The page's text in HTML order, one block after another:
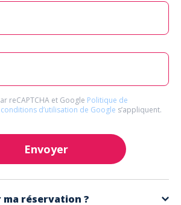
reCAPTCHA et Google Politique de
conditions d’utilisation de Google s’appliquent.
Envoyer
ma réservation ?